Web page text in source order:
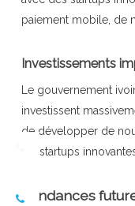
paiement mobile, de
Investissements
Le gouvernement
investissent
de développer de
les startups
Tendances